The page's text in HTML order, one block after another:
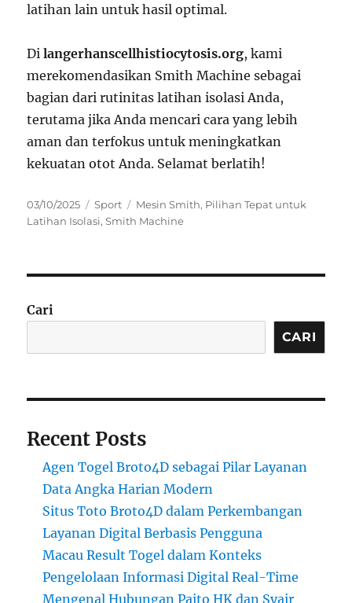
latihan lain untuk hasil optimal.
Dilangerhanscellhistiocytosis.org, kami
merekomendasikan Smith Machine sebagai
bagian dari rutinitas latihan isolasi Anda,
terutama jika Anda mencari cara yang lebih
aman dan terfokus untuk meningkatkan
kekuatan otot Anda. Selamat berlatih!
Posted
on
03/10/2025 Categories
Sport Tags
Mesin Smith, Pilihan Tepat untuk
Latihan Isolasi,Smith Machine
Cari
CARI
Recent Posts
Agen Togel Broto4D sebagai Pilar Layanan
Data Angka Harian Modern
Situs Toto Broto4D dalam Perkembangan
Layanan Digital Berbasis Pengguna
Macau Result Togel dalam Konteks
Pengelolaan Informasi Digital Real-Time
Mengenal Hubungan Paito HK dan Syair